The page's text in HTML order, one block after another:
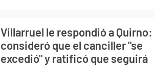
Villarruel le respondió a Quirno:
consideró que el canciller "se
excedió" y ratificó que seguirá